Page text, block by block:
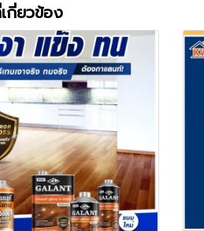
กี่ยวข้อง